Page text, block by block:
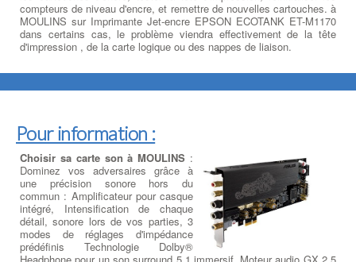
compteurs de niveau d'encre, et remettre de nouvelles cartouches. à
MOULINS sur Imprimante Jet-encre EPSON ECOTANK ET-M1170
dans certains cas, le problème viendra effectivement de la tête
d'impression , de la carte logique ou des nappes de liaison.
Pour information :
Choisir sa carte son à MOULINS :
Dominez vos adversaires grâce à
une précision sonore hors du
commun : Amplificateur pour casque
intégré, Intensification de chaque
détail, sonore lors de vos parties, 3
modes de réglages d'impédance
prédéfinis Technologie Dolby®